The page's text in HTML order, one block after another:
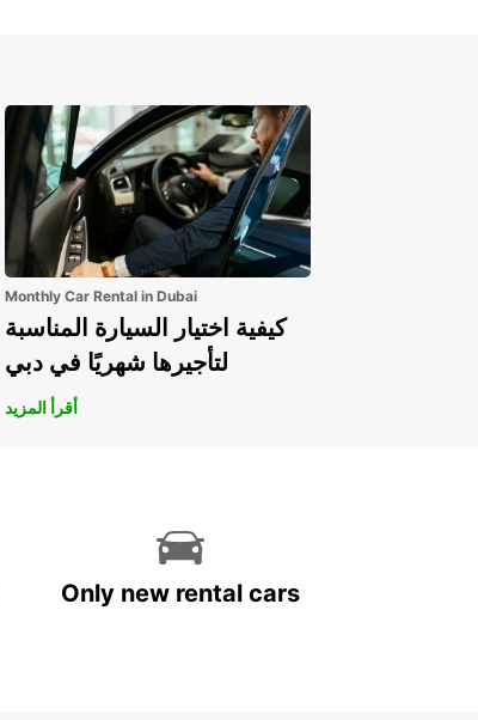
Monthly Car Rental in Dubai
كيفية اختيار السيارة المناسبة
لتأجيرها شهريًا في دبي
أقرأ المزيد
Only new rental cars